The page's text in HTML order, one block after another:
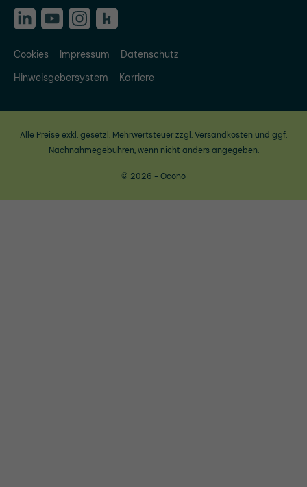
Cookies Impressum
Datenschutz
Hinweisgebersystem
Karriere
Alle Preise exkl. gesetzl. Mehrwertsteuer zzgl.Versandkosten und ggf.
Nachnahmegebühren, wenn nicht anders angegeben.
© 2026 - Ocono